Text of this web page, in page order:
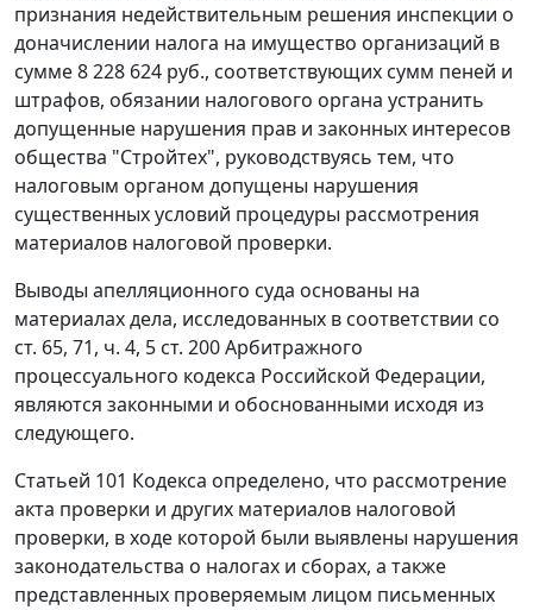
признания недействительным решения инспекции о
доначислении налога на имущество организаций в
сумме 8 228 624 руб., соответствующих сумм пеней и
штрафов, обязании налогового органа устранить
допущенные нарушения прав и законных интересов
общества "Стройтех", руководствуясь тем, что
налоговым органом допущены нарушения
существенных условий процедуры рассмотрения
материалов налоговой проверки.
Выводы апелляционного суда основаны на
материалах дела, исследованных в соответствии со
ст. 65, 71, ч. 4, 5 ст. 200Арбитражного
процессуального кодекса Российской Федерации,
являются законными и обоснованными исходя из
следующего.
Статьей 101 Кодекса определено, что рассмотрение
акта проверки и других материалов налоговой
проверки, в ходе которой были выявлены нарушения
законодательства о налогах и сборах, а также
представленных проверяемым лицом письменных